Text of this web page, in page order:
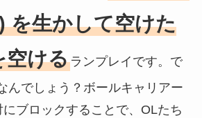
を生かして空けた
空けるランプレイです。で
んでしょう？ボールキャリアー
ブロックすることで、OLたち